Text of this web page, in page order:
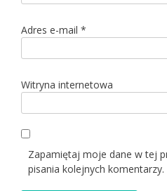
Adres e-mail *
Witryna internetowa
Zapamiętaj moje dane w tej
pisania kolejnych komentarzy.